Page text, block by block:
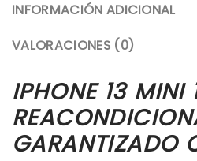
INFORMACIÓN ADICIONAL
VALORACIONES (0)
IPHONE 13 MINI
GARANTIZADO